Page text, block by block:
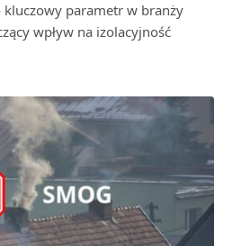
kluczowy parametr w branży
wpływ na izolacyjność